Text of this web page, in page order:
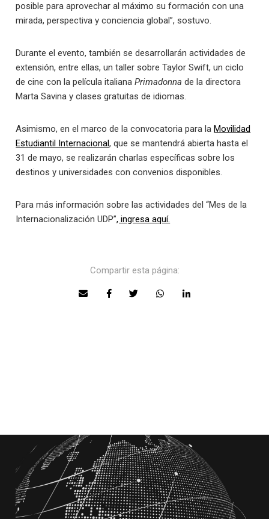
posible para aprovechar al máximo su formación con una
mirada, perspectiva y conciencia global”, sostuvo.
Durante el evento, también se desarrollarán actividades de
extensión, entre ellas, un taller sobre Taylor Swift, un ciclo
de cine con la película italianaPrimadonna de la directora
Marta Savina y clases gratuitas de idiomas.
Asimismo, en el marco de la convocatoria para laMovilidad
Estudiantil Internacional, que se mantendrá abierta hasta el
31 de mayo, se realizarán charlas específicas sobre los
destinos y universidades con convenios disponibles.
Para más información sobre las actividades del “Mes de la
Internacionalización UDP”, ingresa aquí.
Compartir esta página: